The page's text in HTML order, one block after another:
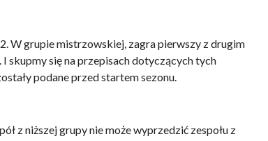
W grupie mistrzowskiej, zagra pierwszy z drugim
skupmy się na przepisach dotyczących tych
podane przed startem sezonu.
z niższej grupy nie może wyprzedzić zespołu z